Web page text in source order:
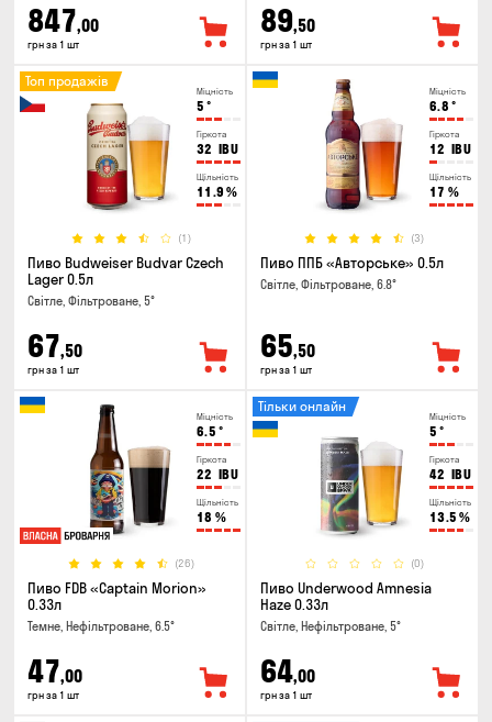
847,00
грн за 1 шт
89,50
грн за 1 шт
Міцність
5 °
Гіркота
32 IBU
Щільність
11.9 %
(1)
Топ продажів
Пиво Budweiser Budvar Czech
Lager 0.5л
Світле, Фільтроване, 5°
67,50
грн за 1 шт
Міцність
6.8 °
Гіркота
12 IBU
Щільність
17 %
(3)
Пиво ППБ «Авторське» 0.5л
Світле, Фільтроване, 6.8°
65,50
грн за 1 шт
Міцність
6.5 °
Гіркота
22 IBU
Щільність
18 %
(26)
Пиво FDB «Captain Morion»
0.33л
Темне, Нефільтроване, 6.5°
47,00
грн за 1 шт
Міцність
5 °
Гіркота
42 IBU
Щільність
13.5 %
(0)
Тільки онлайн
Пиво Underwood Amnesia
Haze 0.33л
Світле, Нефільтроване, 5°
64,00
грн за 1 шт